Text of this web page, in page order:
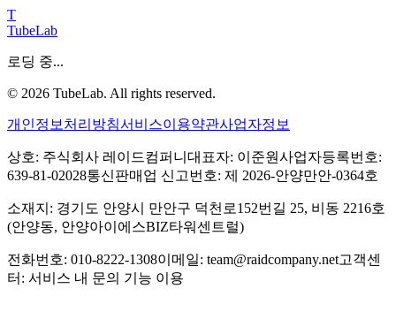
T
TubeLab
로딩 중...
© 2026 TubeLab. All rights reserved.
개인정보처리방침서비스이용약관사업자정보
상호: 주식회사 레이드컴퍼니 대표자: 이준원사업자등록번호:
639-81-02028통신판매업 신고번호: 제 2026-안양만안-0364호
소재지: 경기도 안양시 만안구 덕천로152번길 25, 비동 2216호
(안양동, 안양아이에스BIZ타워센트럴)
전화번호: 010-8222-1308이메일: team@raidcompany.net고객센
터: 서비스 내 문의 기능 이용